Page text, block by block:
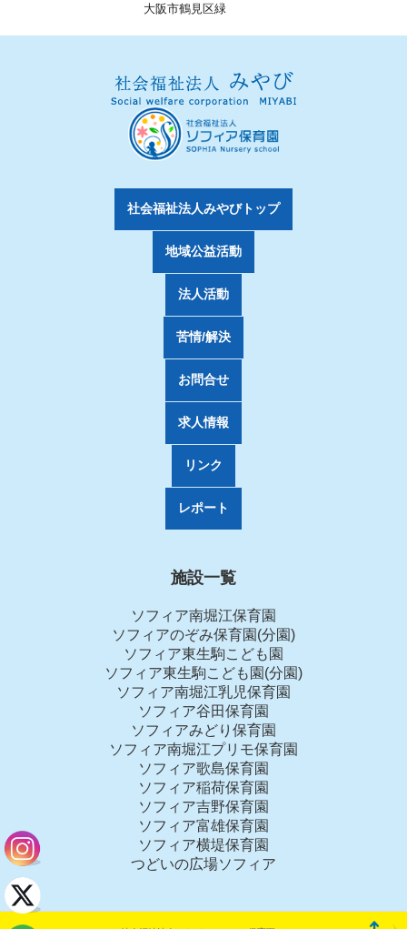
大阪市鶴見区緑
社会福祉法人みやびトップ
地域公益活動
法人活動
苦情/解決
お問合せ
求人情報
リンク
レポート
施設一覧
ソフィア南堀江保育園
ソフィアのぞみ保育園(分園)
ソフィア東生駒こども園
ソフィア東生駒こども園(分園)
ソフィア南堀江乳児保育園
ソフィア谷田保育園
ソフィアみどり保育園
ソフィア南堀江プリモ保育園
ソフィア歌島保育園
ソフィア稲荷保育園
ソフィア吉野保育園
ソフィア富雄保育園
ソフィア横堤保育園
つどいの広場ソフィア